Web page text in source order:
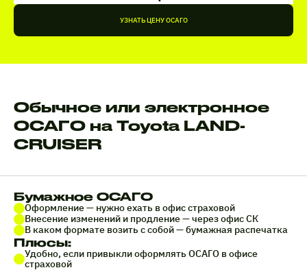
УЗНАТЬ ЦЕНУ ОСАГО
Обычное или электронное
ОСАГО на Toyota LAND-
CRUISER
Бумажное ОСАГО
Оформление — нужно ехать в офис страховой
Внесение изменений и продление — через офис СК
В каком формате возить с собой — бумажная распечатка
Плюсы:
Удобно, если привыкли оформлять ОСАГО в офисе
страховой